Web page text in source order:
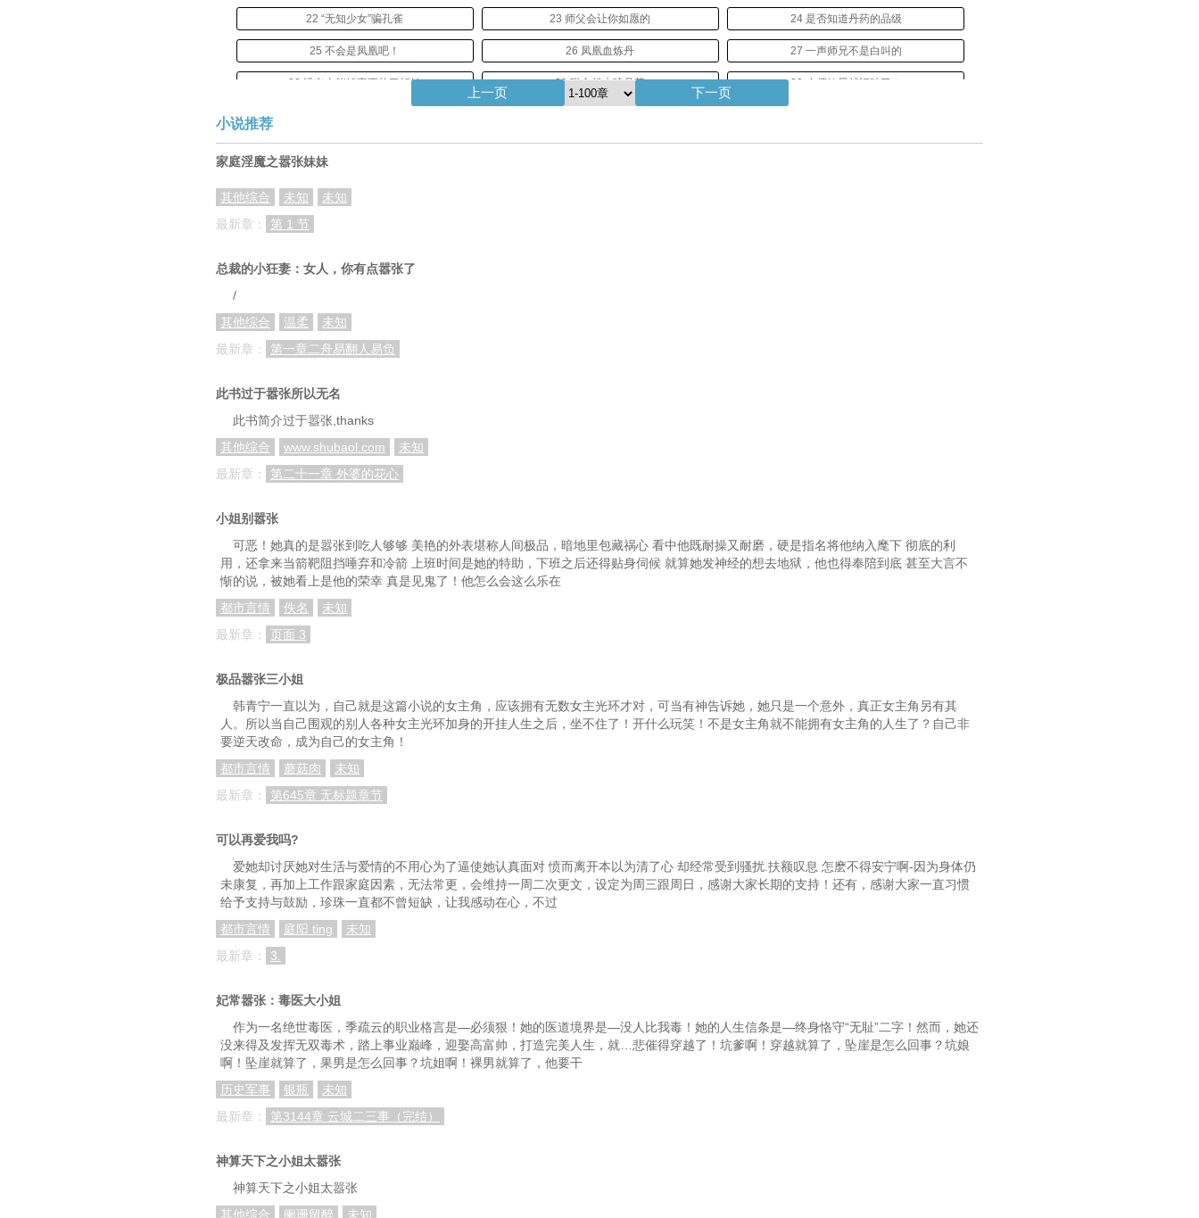
22 “无知少女”骗孔雀 23 师父会让你如愿的 24 是否知道丹药的品级
25 不会是凤凰吧！ 26 凤凰血炼丹 27 一声师兄不是白叫的
28 没有人能够真正的了解她 29 联合起来骗丹药 30 小师妹早就识破了！
34 你真的那么喜欢她？ 35 它说它也要做你的契约兽 36 误人子弟啊！
46 又来几个分羹的
52 果然是障眼法
61 出谷了！
64 百毒不侵
73 半夜叶曲叶尘封 74 娶你为妻对你负责！ 75 对她一见钟情了！
76 师兄们是否也会想起我？
79 你有没有弟弟？
88 等你自己手刃仇人 89 看来是两只眼睛一起看的 90 三哥，给我一个解释吧
91 不配拥有她的美好
94 二师兄出手阔气
上一页 下一页
小说推荐
家庭淫魔之嚣张妹妹
其他综合 未知
未知
最新章：
第 1 节
总裁的小狂妻：女人，你有点嚣张了
/
其他综合
温柔
未知
最新章：
第一章二舟易翻人易负
此书过于嚣张所以无名
此书简介过于嚣张,thanks
其他综合
www.shubaol.com
未知
最新章：
第二十一章 外婆的花心
小姐别嚣张
可恶！她真的是嚣张到吃人够够 美艳的外表堪称人间极品，暗地里包藏祸心 看中他既耐操又耐磨，硬是指名将他纳入麾下 彻底的利
用，还拿来当箭靶阻挡唾弃和冷箭 上班时间是她的特助，下班之后还得贴身伺候 就算她发神经的想去地狱，他也得奉陪到底 甚至大言不
惭的说，被她看上是他的荣幸 真是见鬼了！他怎么会这么乐在
都市言情
佚名
未知
最新章：
页面 3
极品嚣张三小姐
韩青宁一直以为，自己就是这篇小说的女主角，应该拥有无数女主光环才对，可当有神告诉她，她只是一个意外，真正女主角另有其
人。所以当自己围观的别人各种女主光环加身的开挂人生之后，坐不住了！开什么玩笑！不是女主角就不能拥有女主角的人生了？自己非
要逆天改命，成为自己的女主角！
都市言情
蘑菇肉
未知
最新章：
第645章 无标题章节
可以再爱我吗?
爱她却讨厌她对生活与爱情的不用心为了逼使她认真面对 愤而离开本以为清了心 却经常受到骚扰.扶额叹息 怎麽不得安宁啊-因为身体仍
未康复，再加上工作跟家庭因素，无法常更，会维持一周二次更文，设定为周三跟周日，感谢大家长期的支持！还有，感谢大家一直习惯
给予支持与鼓励，珍珠一直都不曾短缺，让我感动在心，不过
都市言情
庭阳 ting
未知
最新章：
3.
妃常嚣张：毒医大小姐
作为一名绝世毒医，季疏云的职业格言是—必须狠！她的医道境界是—没人比我毒！她的人生信条是—终身恪守“无耻”二字！然而，她还
没来得及发挥无双毒术，踏上事业巅峰，迎娶高富帅，打造完美人生，就…悲催得穿越了！坑爹啊！穿越就算了，坠崖是怎么回事？坑娘
啊！坠崖就算了，果男是怎么回事？坑姐啊！裸男就算了，他要干
历史军事
银瓶
未知
最新章：
第3144章 云城二三事（完结）
神算天下之小姐太嚣张
神算天下之小姐太嚣张
其他综合
阑珊留醉 未知